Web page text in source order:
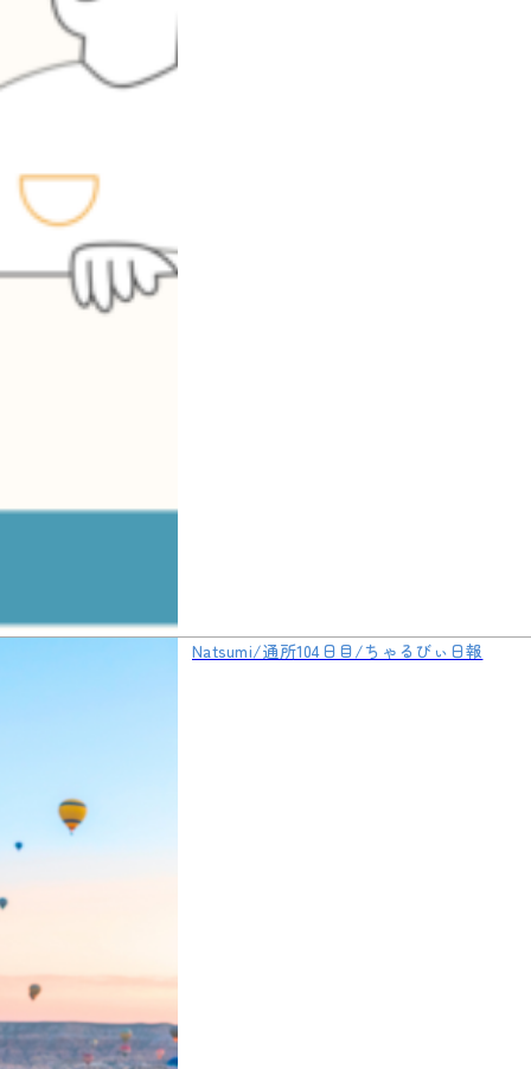
Natsumi/通所104日目/ちゃるびぃ日報